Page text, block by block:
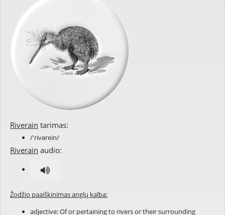
Riverain tarimas:
/'rivərein/
Riverain audio:
Žodžio paaiškinimas anglų kalba:
adjective: Of or pertaining to riversor their surrounding